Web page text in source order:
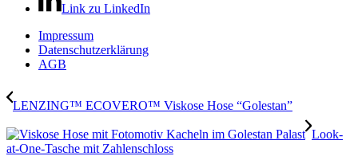
Link zu LinkedIn
Impressum
Datenschutzerklärung
AGB
LENZING™ ECOVERO™ Viskose Hose “Golestan”
Look-
at-One-Tasche mit Zahlenschloss